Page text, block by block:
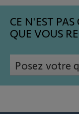
CE N'EST PAS
QUE VOUS
Posez votre